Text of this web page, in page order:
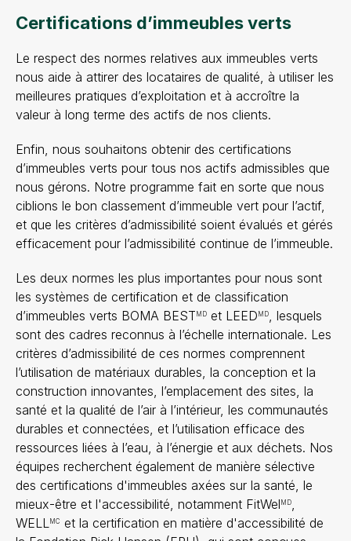
Certifications d’immeubles verts
Le respect des normes relatives aux immeubles verts
nous aide à attirer des locataires de qualité, à utiliser les
meilleures pratiques d’exploitation et à accroître la
valeur à long terme des actifs de nos clients.
Enfin, nous souhaitons obtenir des certifications
d’immeubles verts pour tous nos actifs admissibles que
nous gérons. Notre programme fait en sorte que nous
ciblions le bon classement d’immeuble vert pour l’actif,
et que les critères d’admissibilité soient évalués et gérés
efficacement pour l’admissibilité continue de l’immeuble.
Les deux normes les plus importantes pour nous sont
les systèmes de certification et de classification
d’immeubles verts BOMA BEST MD et LEED MD
, lesquels
sont des cadres reconnus à l’échelle internationale. Les
critères d’admissibilité de ces normes comprennent
l’utilisation de matériaux durables, la conception et la
construction innovantes, l’emplacement des sites, la
santé et la qualité de l’air à l’intérieur, les communautés
durables et connectées, et l’utilisation efficace des
ressources liées à l’eau, à l’énergie et aux déchets. Nos
équipes recherchent également de manière sélective
des certifications d'immeubles axées sur la santé, le
mieux-être et l'accessibilité, notamment FitWel MD
WELL
MC et la certification en matière d'accessibilité de